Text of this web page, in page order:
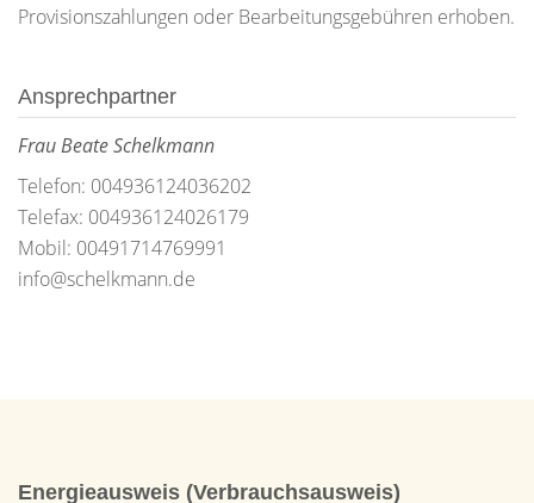
Provisionszahlungen oder Bearbeitungsgebühren erhoben.
Ansprechpartner
Frau Beate Schelkmann
Telefon: 004936124036202
Telefax: 004936124026179
Mobil: 00491714769991
info@schelkmann.de
Energieausweis (Verbrauchsausweis)